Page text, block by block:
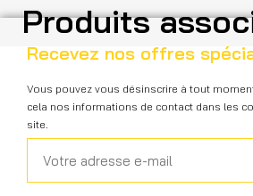
Produits
Recevez nos offres
Vous pouvez vous désinscrire à tout
cela nos informations de contact dans les
site.